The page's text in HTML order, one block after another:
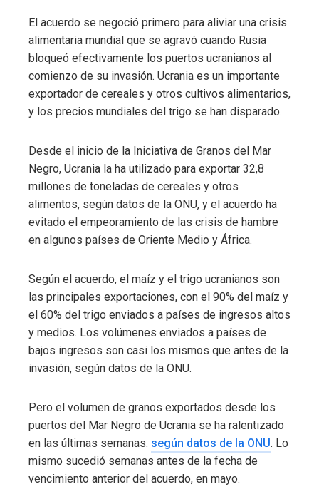
El acuerdo se negoció primero para aliviar una crisis
alimentaria mundial que se agravó cuando Rusia
bloqueó efectivamente los puertos ucranianos al
comienzo de su invasión. Ucrania es un importante
exportador de cereales y otros cultivos alimentarios,
y los precios mundiales del trigo se han disparado.
Desde el inicio de la Iniciativa de Granos del Mar
Negro, Ucrania la ha utilizado para exportar 32,8
millones de toneladas de cereales y otros
alimentos, según datos de la ONU, y el acuerdo ha
evitado el empeoramiento de las crisis de hambre
en algunos países de Oriente Medio y África.
Según el acuerdo, el maíz y el trigo ucranianos son
las principales exportaciones, con el 90% del maíz y
el 60% del trigo enviados a países de ingresos altos
y medios. Los volúmenes enviados a países de
bajos ingresos son casi los mismos que antes de la
invasión, según datos de la ONU.
Pero el volumen de granos exportados desde los
puertos del Mar Negro de Ucrania se ha ralentizado
en las últimas semanas. según datos de la ONU. Lo
mismo sucedió semanas antes de la fecha de
vencimiento anterior del acuerdo, en mayo.